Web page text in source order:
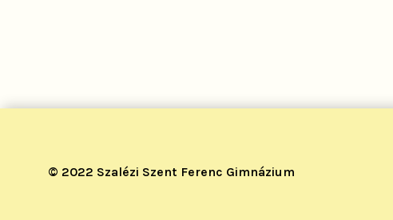
© 2022 Szalézi Szent Ferenc Gimnázium